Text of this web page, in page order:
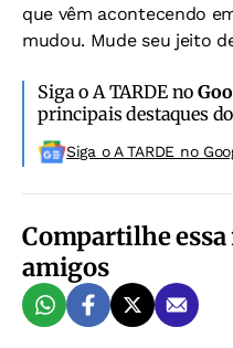
que vêm acontecendo
mudou. Mude seu jeito
Siga o A TARDE no
principais destaques
Siga o A TARDE no
Compartilhe
amigos